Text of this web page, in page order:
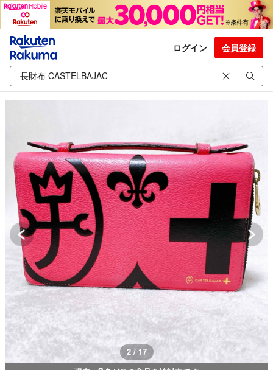
ログイン 会員登録
2 / 17